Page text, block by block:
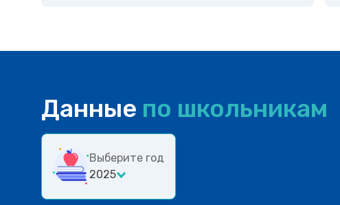
Данные по школьникам
Выберите год
2025